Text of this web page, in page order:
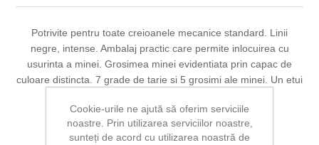
Potrivite pentru toate creioanele mecanice standard. Linii
negre, intense. Ambalaj practic care permite inlocuirea cu
usurinta a minei. Grosimea minei evidentiata prin capac de
culoare distincta. 7 grade de tarie si 5 grosimi ale minei. Un etui
Producător: FABER-CASTELL
Cookie-urile ne ajută să oferim serviciile
noastre. Prin utilizarea serviciilor noastre,
sunteți de acord cu utilizarea noastră de